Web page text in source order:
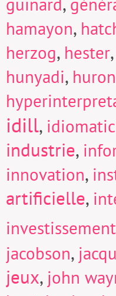
guinard
hamayon,
herzog, hester,
hunyadi, huron
idill,
industrie,
innovation,
artificielle,
investissement
jacobson,
jeux, john